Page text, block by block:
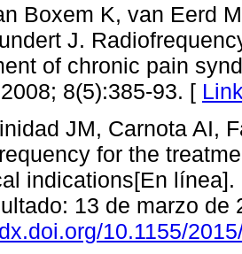
Boxem K, van Eerd
J.
of chronic pain
8(5):385-93. [
JM, Carnota AI,
for the
indications[En
13 de marzo de
10.1155/